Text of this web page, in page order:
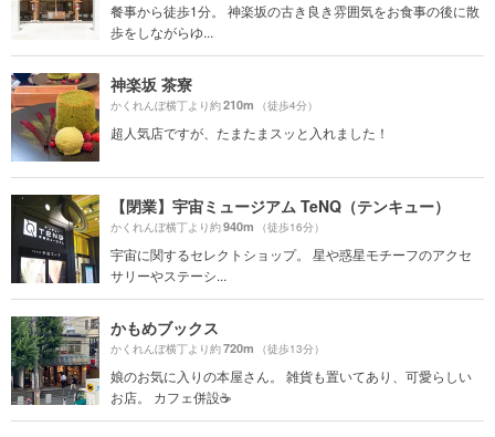
餐事から徒歩1分。 神楽坂の古き良き雰囲気をお食事の後に散
歩をしながらゆ...
神楽坂 茶寮
かくれんぼ横丁より約210m （徒歩4分）
超人気店ですが、たまたまスッと入れました！
【閉業】宇宙ミュージアム TeNQ（テンキュー）
かくれんぼ横丁より約940m （徒歩16分）
宇宙に関するセレクトショップ。 星や惑星モチーフのアクセ
サリーやステーシ...
かもめブックス
かくれんぼ横丁より約720m （徒歩13分）
娘のお気に入りの本屋さん。 雑貨も置いてあり、可愛らしい
お店。 カフェ併設☕️